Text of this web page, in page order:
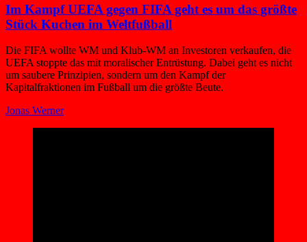
Im Kampf UEFA gegen FIFA geht es um das größte
Stück Kuchen im Weltfußball
Die FIFA wollte WM und Klub-WM an Investoren verkaufen, die
UEFA stoppte das mit moralischer Entrüstung. Dabei geht es nicht
um saubere Prinzipien, sondern um den Kampf der
Kapitalfraktionen im Fußball um die größte Beute.
Jonas Werner